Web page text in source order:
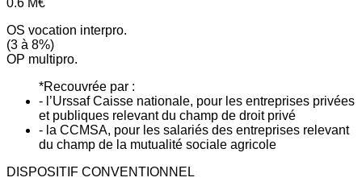
0.6 M€
OS vocation interpro.
(3 à 8%)
OP multipro.
*Recouvrée par :
- l’Urssaf Caisse nationale, pour les entreprises privées
et publiques relevant du champ de droit privé
- la CCMSA, pour les salariés des entreprises relevant
du champ de la mutualité sociale agricole
DISPOSITIF CONVENTIONNEL